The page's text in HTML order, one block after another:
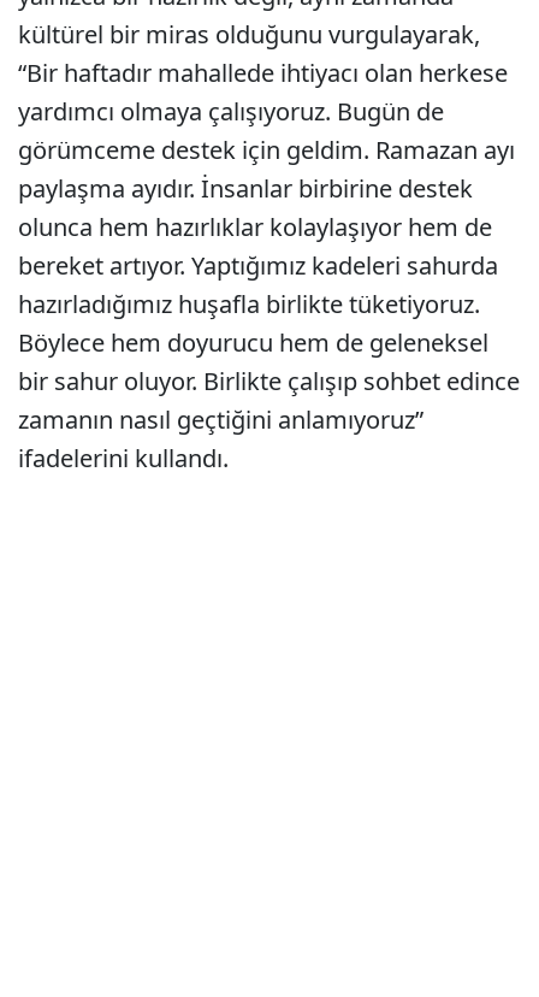
kültürel bir miras olduğunu vurgulayarak,
“Bir haftadır mahallede ihtiyacı olan herkese
yardımcı olmaya çalışıyoruz. Bugün de
görümceme destek için geldim. Ramazan ayı
paylaşma ayıdır. İnsanlar birbirine destek
olunca hem hazırlıklar kolaylaşıyor hem de
bereket artıyor. Yaptığımız kadeleri sahurda
hazırladığımız huşafla birlikte tüketiyoruz.
Böylece hem doyurucu hem de geleneksel
bir sahur oluyor. Birlikte çalışıp sohbet edince
zamanın nasıl geçtiğini anlamıyoruz”
ifadelerini kullandı.